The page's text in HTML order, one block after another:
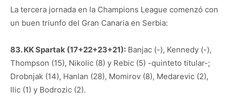
La tercera jornada en la Champions League comenzó con
un buen triunfo del Gran Canaria en Serbia:
83. KK Spartak (17+22+23+21): Banjac (-), Kennedy (-),
Thompson (15), Nikolic (8) y Rebic (5) -quinteto titular-;
Drobnjak (14), Hanlan (28), Momirov (8), Medarevic (2),
Ilic (1) y Bodrozic (2).